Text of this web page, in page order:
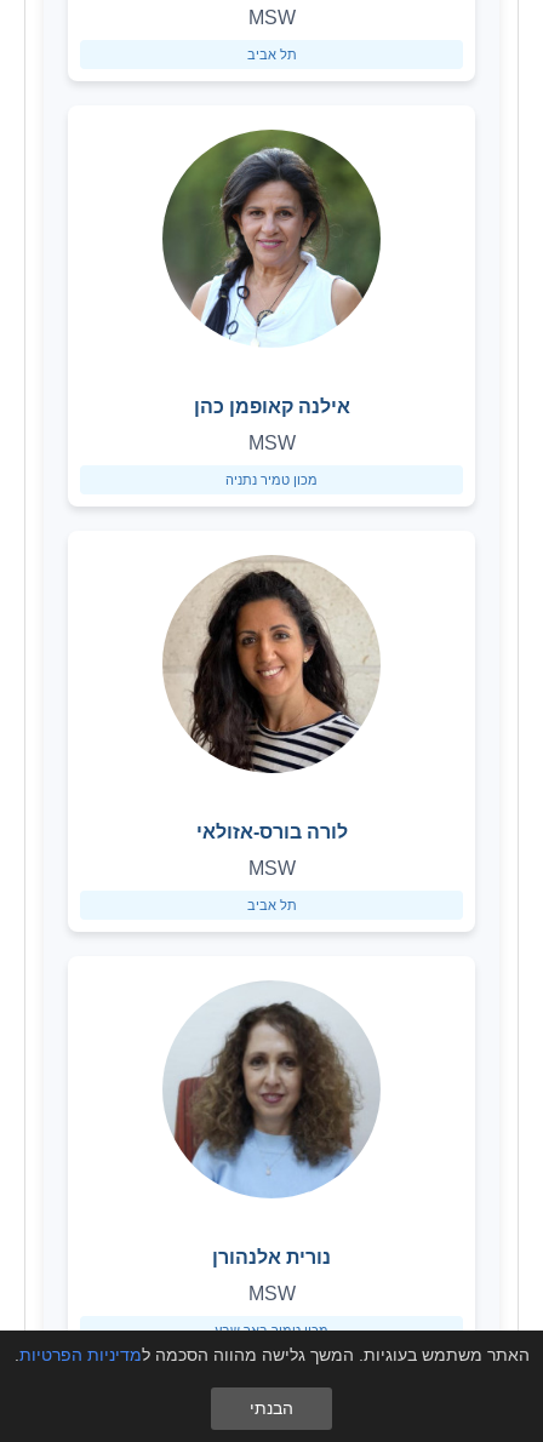
MSW
תל אביב
אילנה קאופמן כהן
MSW
מכון טמיר נתניה
לורה בורס-אזולאי
MSW
תל אביב
נורית אלנהורן
MSW
מכון טמיר באר שבע
האתר משתמש בעוגיות. המשך גלישה מהווה הסכמה למדיניות הפרטיות
הבנתי